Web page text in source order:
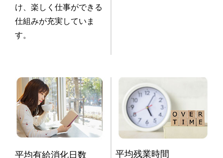
け、楽しく仕事ができる
仕組みが充実していま
す。
平均有給消化日数 平均残業時間